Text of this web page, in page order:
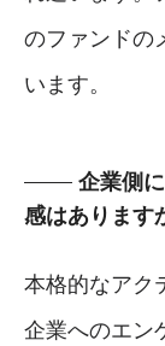
のファンドの
います。
企業側
感はあります
本格的なアク
企業へのエン